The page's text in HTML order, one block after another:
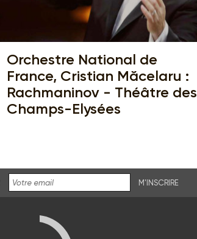
Orchestre National de
France, Cristian Măcelaru :
Rachmaninov - Théâtre des
Champs-Elysées
M'INSCRIRE